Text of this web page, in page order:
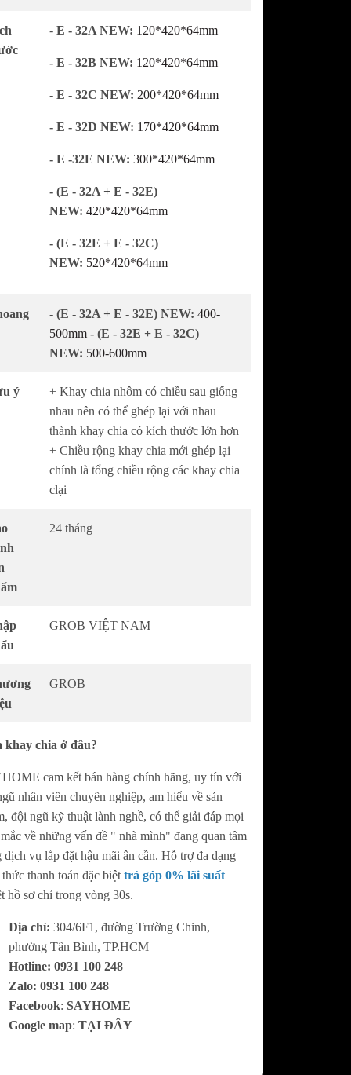
- E - 32A NEW: 120*420*64mm
- E - 32B NEW: 120*420*64mm
- E - 32C NEW: 200*420*64mm
- E - 32D NEW: 170*420*64mm
- E -32E NEW: 300*420*64mm
- (E - 32A + E - 32E)
NEW: 420*420*64mm
- (E - 32E + E - 32C)
NEW: 520*420*64mm
- (E - 32A + E - 32E) NEW: 400-
500mm - (E - 32E + E - 32C)
NEW: 500-600mm
ý
+ Khay chia nhôm có chiều sau giống
nhau nên có thể ghép lại với nhau
thành khay chia có kích thước lớn hơn
+ Chiều rộng khay chia mới ghép lại
chính là tổng chiều rộng các khay chia
clại
24 tháng
GROB VIỆT NAM
GROB
khay chia ở đâu?
cam kết bán hàng chính hãng, uy tín với
nhân viên chuyên nghiệp, am hiểu về sản
đội ngũ kỹ thuật lành nghề, có thể giải đáp mọi
về những vấn đề " nhà mình" đang quan tâm
dịch vụ lắp đặt hậu mãi ân cần. Hỗ trợ đa dạng
thanh toán đặc biệt trả góp 0% lãi suất
hồ sơ chỉ trong vòng 30s.
Địa chỉ: 304/6F1, đường Trường Chinh,
phường Tân Bình, TP.HCM
Hotline: 0931 100 248
Zalo: 0931 100 248
Facebook: SAYHOME
Google map: TẠI ĐÂY